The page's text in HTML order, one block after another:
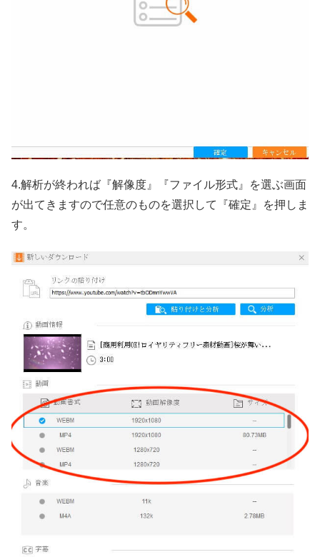
4.解析が終われば『解像度』『ファイル形式』を選ぶ画面
が出てきますので任意のものを選択して『確定』を押しま
す。